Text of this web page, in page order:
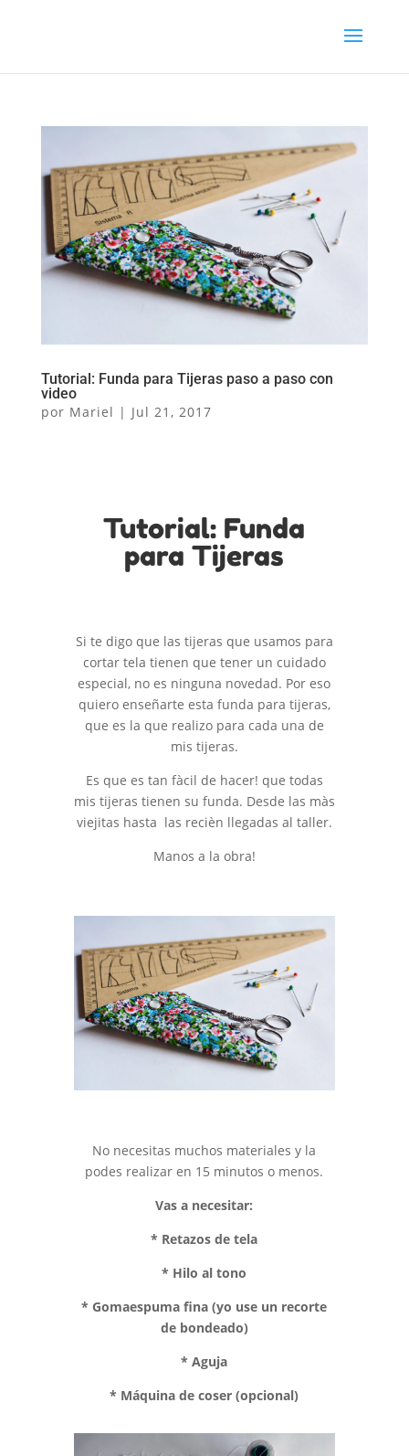
Tutorial: Funda para Tijeras paso a paso con
video
por Mariel | Jul 21, 2017
Tutorial: Funda
para Tijeras
Si te digo que las tijeras que usamos para
cortar tela tienen que tener un cuidado
especial, no es ninguna novedad. Por eso
quiero enseñarte esta funda para tijeras,
que es la que realizo para cada una de
mis tijeras.
Es que es tan fàcil de hacer! que todas
mis tijeras tienen su funda. Desde las màs
viejitas hasta las recièn llegadas al taller.
Manos a la obra!
No necesitas muchos materiales y la
podes realizar en 15 minutos o menos.
Vas a necesitar:
* Retazos de tela
* Hilo al tono
* Gomaespuma fina (yo use un recorte
de bondeado)
* Aguja
* Máquina de coser (opcional)